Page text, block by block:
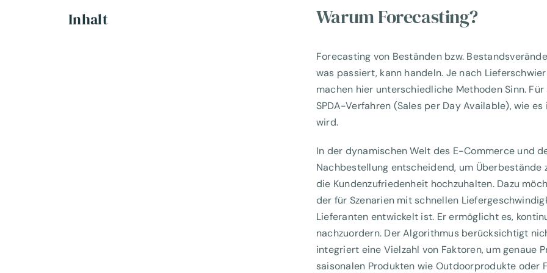
Inhalt Warum Forecasting?
Forecasting von Beständen bzw.
was passiert, kann handeln. Je nach
machen hier unterschiedliche Methoden Sinn.
SPDA-Verfahren (Sales per Day Available), wie
wird.
In der dynamischen Welt des E-Commerce und
Nachbestellung entscheidend, um
die Kundenzufriedenheit hochzuhalten. Dazu
der für Szenarien mit schnellen
Lieferanten entwickelt ist. Er ermöglicht es,
nachzuordern. Der Algorithmus berücksichtigt
integriert eine Vielzahl von Faktoren, um genaue
saisonalen Produkten wie Outdoorprodukte oder